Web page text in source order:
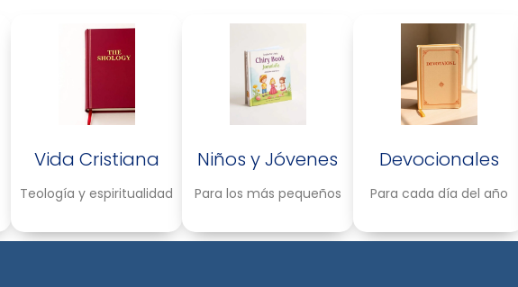
Vida Cristiana
Teología y espiritualidad
Niños y Jóvenes
Para los más pequeños
Devocionales
Para cada día del año